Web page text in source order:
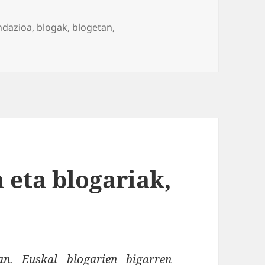
, blogak, blogetan,
berritzea edo zaharrak berri?
eta blogariak,
Euskal blogarien bigarren